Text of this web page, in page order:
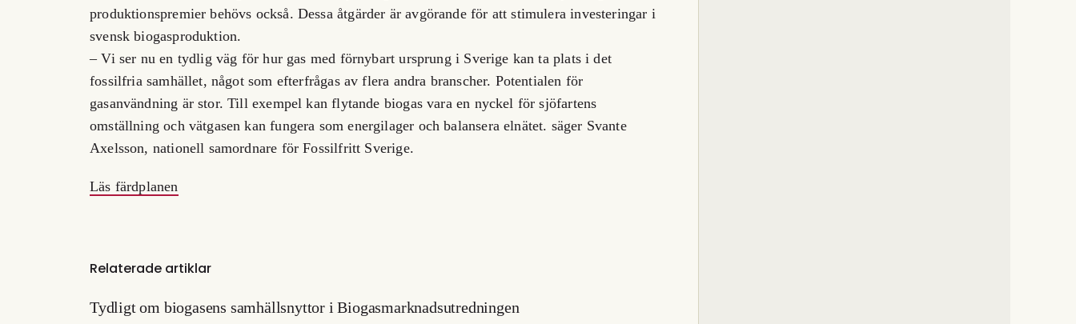
produktionspremier behövs också. Dessa åtgärder är avgörande för att stimulera investeringar i
svensk biogasproduktion.
– Vi ser nu en tydlig väg för hur gas med förnybart ursprung i Sverige kan ta plats i det
fossilfria samhället, något som efterfrågas av flera andra branscher. Potentialen för
gasanvändning är stor. Till exempel kan flytande biogas vara en nyckel för sjöfartens
omställning och vätgasen kan fungera som energilager och balansera elnätet. säger Svante
Axelsson, nationell samordnare för Fossilfritt Sverige.
Läs färdplanen
Relaterade artiklar
Tydligt om biogasens samhällsnyttor i Biogasmarknadsutredningen